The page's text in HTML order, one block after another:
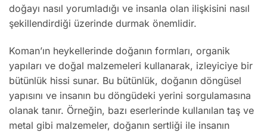
doğayı nasıl yorumladığı ve insanla olan ilişkisini nasıl
şekillendirdiği üzerinde durmak önemlidir.
Koman’ın heykellerinde doğanın formları, organik
yapıları ve doğal malzemeleri kullanarak, izleyiciye bir
bütünlük hissi sunar. Bu bütünlük, doğanın döngüsel
yapısını ve insanın bu döngüdeki yerini sorgulamasına
olanak tanır. Örneğin, bazı eserlerinde kullanılan taş ve
metal gibi malzemeler, doğanın sertliği ile insanın